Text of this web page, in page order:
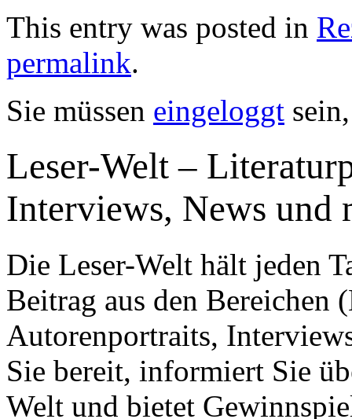
This entry was posted in
permalink.
Sie müssen eingeloggt
Leser-Welt –
Interviews, News
Die Leser-Welt hält jeden
Beitrag aus den Bereichen
Autorenportraits,
Sie bereit, informiert Sie
Welt und bietet